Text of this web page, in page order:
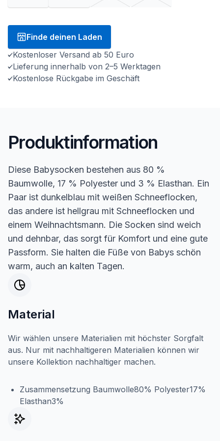
Finde deinen Laden
Kostenloser Versand ab 50 Euro
Lieferung innerhalb von 2–5 Werktagen
Kostenlose Rückgabe im Geschäft
Produktinformation
Diese Babysocken bestehen aus 80 %
Baumwolle, 17 % Polyester und 3 % Elasthan. Ein
Paar ist dunkelblau mit weißen Schneeflocken,
das andere ist hellgrau mit Schneeflocken und
einem Weihnachtsmann. Die Socken sind weich
und dehnbar, das sorgt für Komfort und eine gute
Passform. Sie halten die Füße von Babys schön
warm, auch an kalten Tagen.
Material
Wir wählen unsere Materialien mit höchster Sorgfalt
aus. Nur mit nachhaltigeren Materialien können wir
unsere Kollektion nachhaltiger machen.
Zusammensetzung Baumwolle80% Polyester17%
Elasthan3%